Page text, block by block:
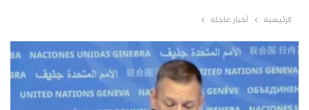
الرئيسية أخبار عاجلة